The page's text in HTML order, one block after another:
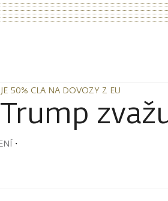
50% CLA NA DOVOZY Z EU
50% CLA NA DOVOZY Z EU
・